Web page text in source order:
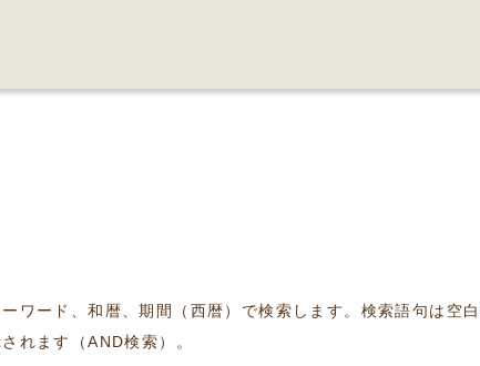
ワード、和暦、期間（西暦）で検索します。検索語句は空
れます（AND検索）。